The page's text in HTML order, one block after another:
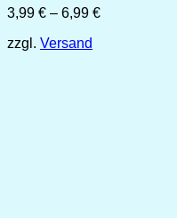
3,99 € – 6,99 €Preisspanne:
zzgl. Versand